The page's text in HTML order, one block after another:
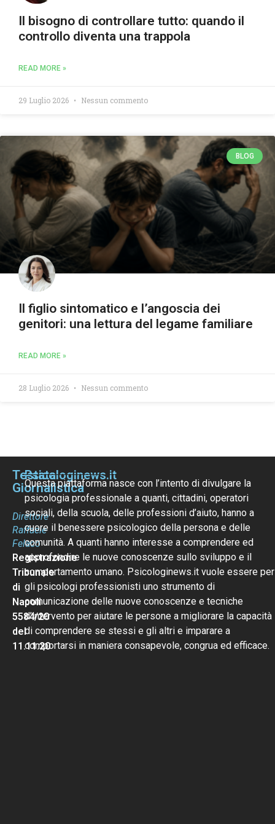
Il bisogno di controllare tutto: quando il
controllo diventa una trappola
READ MORE »
29 Luglio 2026 Nessun commento
BLOG
Il figlio sintomatico e l’angoscia dei
genitori: una lettura del legame familiare
READ MORE »
28 Luglio 2026 Nessun commento
Testata
Giornalistica
Direttore
Raffaele
Felaco
Registrazione
Tribunale
di
Napoli
5584/20
del
11.11.20
Psicologinews.it
Questa piattaforma nasce con l’intento di divulgare la
psicologia professionale a quanti, cittadini, operatori
sociali, della scuola, delle professioni d’aiuto, hanno a
cuore il benessere psicologico della persona e delle
comunità. A quanti hanno interesse a comprendere ed
approfondire le nuove conoscenze sullo sviluppo e il
comportamento umano. Psicologinews.it vuole essere per
gli psicologi professionisti uno strumento di
comunicazione delle nuove conoscenze e tecniche
d’intervento per aiutare le persone a migliorare la capacità
di comprendere se stessi e gli altri e imparare a
comportarsi in maniera consapevole, congrua ed efficace.